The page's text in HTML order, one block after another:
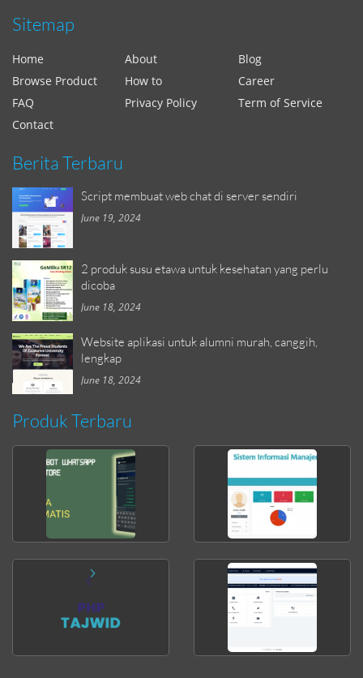
Sitemap
Home About
Blog
Browse Product
How to
Career
FAQ
Privacy Policy
Term of Service
Contact
Berita Terbaru
Script membuat web chat di server sendiri
June 19, 2024
2 produk susu etawa untuk kesehatan yang perlu
dicoba
June 18, 2024
Website aplikasi untuk alumni murah, canggih,
lengkap
June 18, 2024
Produk Terbaru